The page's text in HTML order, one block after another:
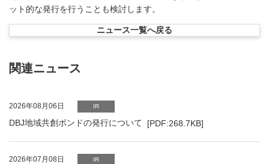
ット的な発行を行うことも検討します。
ニュース一覧へ戻る
関連ニュース
2026年08月06日 IR
DBJ地域共創ボンドの発行について [PDF:268.7KB]
PDFファイルが新規ウィンドウで開きます
2026年07月08日 IR